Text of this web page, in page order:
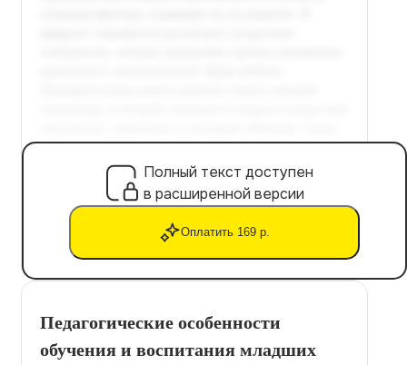
Полный текст доступен
в расширенной версии
Оплатить 169 р.
Педагогические особенности
обучения и воспитания младших